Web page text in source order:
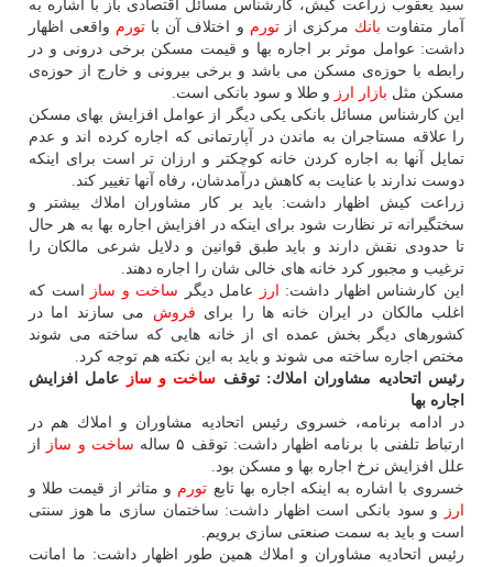
سید یعقوب زراعت كیش، كارشناس مسائل اقتصادی باز با اشاره به
آمار متفاوت بانك مركزی ازتورم و اختلاف آن با تورم واقعی اظهار
داشت: عوامل موثر بر اجاره بها و قیمت مسكن برخی درونی و در
رابطه با حوزه‌ی مسكن می باشد و برخی بیرونی و خارج از حوزه‌ی
مسكن مثل بازار ارز و طلا و سود بانكی است.
این كارشناس مسائل بانكی یكی دیگر از عوامل افزایش بهای مسكن
را علاقه مستاجران به ماندن در آپارتمانی كه اجاره كرده اند و عدم
تمایل آنها به اجاره كردن خانه كوچكتر و ارزان تر است برای اینكه
دوست ندارند با عنایت به كاهش درآمدشان، رفاه آنها تغییر كند.
زراعت كیش اظهار داشت: باید بر كار مشاوران املاك بیشتر و
سختگیرانه تر نظارت شود برای اینكه در افزایش اجاره بها به هر حال
تا حدودی نقش دارند و باید طبق قوانین و دلایل شرعی مالكان را
ترغیب و مجبور كرد خانه های خالی شان را اجاره دهند.
این كارشناس اظهار داشت:
ارز عامل دیگر ساخت و ساز
است كه
اغلب مالكان در ایران خانه ها را برای فروش می سازند اما در
كشورهای دیگر بخش عمده ای از خانه هایی كه ساخته می شوند
مختص اجاره ساخته می شوند و باید به این نكته هم توجه كرد.
رئیس اتحادیه مشاوران املاك: توقف ساخت و ساز
عامل افزایش
اجاره بها
در ادامه برنامه، خسروی رئیس اتحادیه مشاوران و املاك هم در
ارتباط تلفنی با برنامه اظهار داشت: توقف ۵ ساله
ساخت و ساز
از
علل افزایش نرخ اجاره بها و مسكن بود.
خسروی با اشاره به اینكه اجاره بها تابع تورم و متاثر از قیمت طلا و
ارز
و سود بانكی است اظهار داشت: ساختمان سازی ما هوز سنتی
است و باید به سمت صنعتی سازی برویم.
رئیس اتحادیه مشاوران و املاك همین طور اظهار داشت: ما امانت